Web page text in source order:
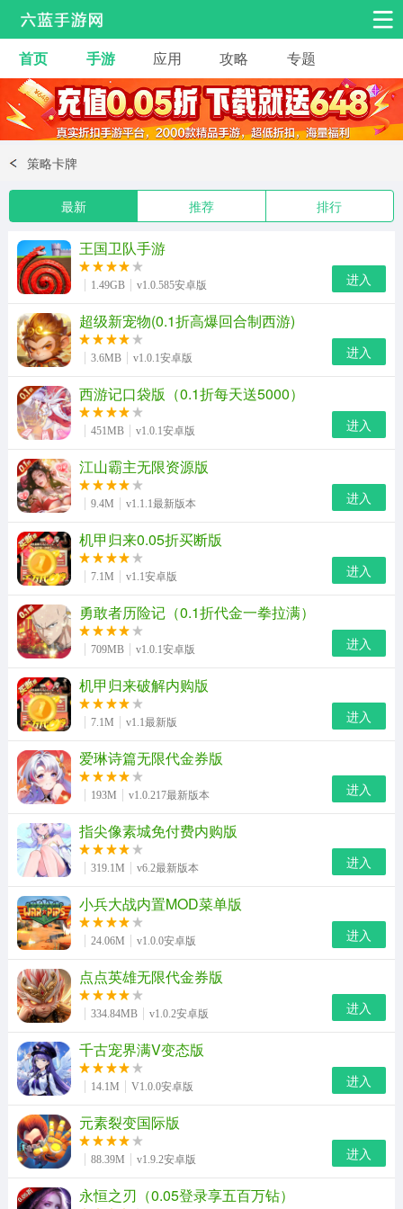
安卓手游 手游工具
热门手游 角色扮演 益智休闲
动作射击
冒险解谜 经营养成 音乐舞蹈
体育竞技 桌游棋牌 手游工具
首页 手游 应用 攻略 专题
策略卡牌
最新 推荐 排行
王国卫队手游
1.49GB v1.0.585安卓版 进入
超级新宠物(0.1折高爆回合制西游)
3.6MB v1.0.1安卓版 进入
西游记口袋版（0.1折每天送5000）
451MB v1.0.1安卓版 进入
江山霸主无限资源版
9.4M v1.1.1最新版本 进入
机甲归来0.05折买断版
7.1M v1.1安卓版 进入
勇敢者历险记（0.1折代金一拳拉满）
709MB v1.0.1安卓版 进入
机甲归来破解内购版
7.1M v1.1最新版 进入
爱琳诗篇无限代金券版
193M v1.0.217最新版本 进入
指尖像素城免付费内购版
319.1M v6.2最新版本 进入
小兵大战内置MOD菜单版
24.06M v1.0.0安卓版 进入
点点英雄无限代金券版
334.84MB v1.0.2安卓版 进入
千古宠界满V变态版
14.1M V1.0.0安卓版 进入
元素裂变国际版
88.39M v1.9.2安卓版 进入
永恒之刃（0.05登录享五百万钻）